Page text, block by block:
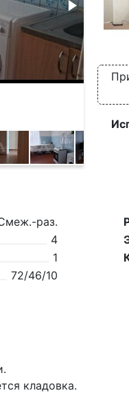
раз.
4
1
72/46/10
кладовка.